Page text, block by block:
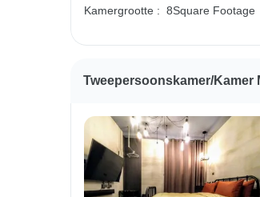
Kamergrootte : 8Square Footage
Tweepersoonskamer/kamer